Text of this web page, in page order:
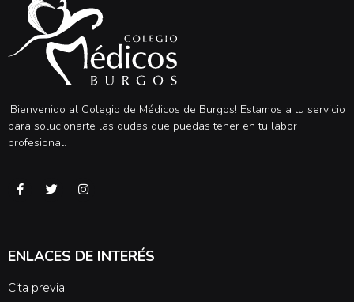
¡Bienvenido al Colegio de Médicos de Burgos! Estamos a tu servicio
para solucionarte las dudas que puedas tener en tu labor
profesional.
ENLACES DE INTERÉS
Cita previa